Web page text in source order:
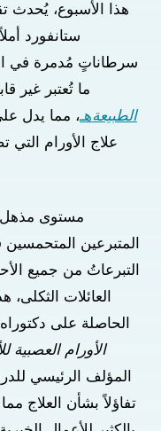
هذا الأسبوع، يُحدث
ستانفورد
سرطاناتٍ مُدمرة في
ما تُعتبر غير
الطبيعةهـ، مما يدل
علاج الأورام التي
مستوى
المتبرعين
التبرعاتُ من جميع
العائلات
الحاصلة على
الأورام العصبية
المؤلف الرئيسي
تفاؤلاً بشأن العلاج